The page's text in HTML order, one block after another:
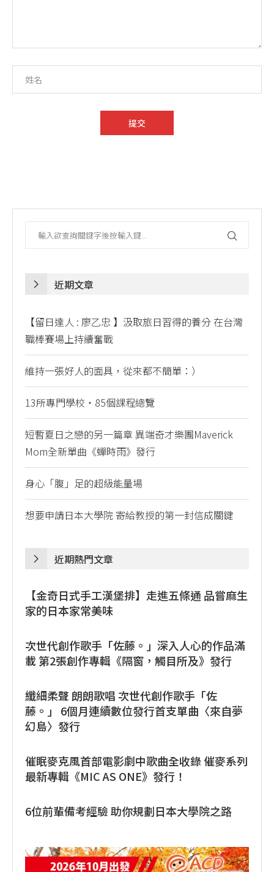
近期文章
【留日達人 : 廖乙忠 】汲取旅日習得的養分 在台灣
職棒賽場上持續奮戰
維持一張好人的面具，從來都不簡單：）
13所專門學校・85個課程總覽
短暫夏日之戀的另一篇章 異端奇才樂團Maverick
Mom全新單曲《蟬時雨》發行
身心「腹」足的超級能量場
想要申請日本大學院 寄給教授的第一封信成關鍵
近期熱門文章
【金奇日式手工漢堡排】走進五條通 品嘗麻生
家的日本家常美味
次世代創作歌手「佐藤。」深入人心的作品滿
載 第2張創作專輯《隔窗，觸目所及》發行
纖細柔聲 朗朗歌唱 次世代創作歌手「佐
藤。」 6個月連續數位發行首支單曲〈來自夢
幻島〉發行
催眠麥克風首部電影劇中歌曲全收錄 催麥系列
最新專輯《MIC AS ONE》發行！
6位前輩備考經驗 助你規劃日本大學院之路